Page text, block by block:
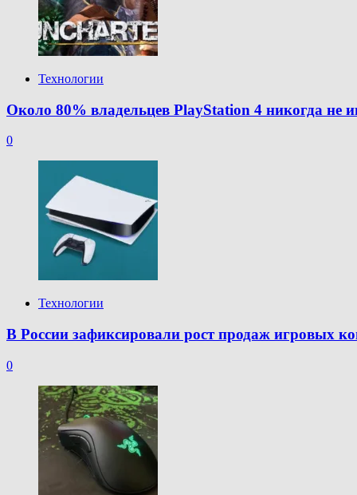
Технологии
Около 80% владельцев PlayStation 4 никогда не
0
Технологии
В России зафиксировали рост продаж игровых
0